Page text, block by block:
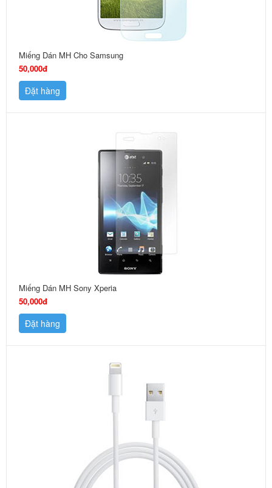
Miếng Dán MH Cho Samsung
50,000đ
Đặt hàng
Miếng Dán MH Sony Xperia
50,000đ
Đặt hàng